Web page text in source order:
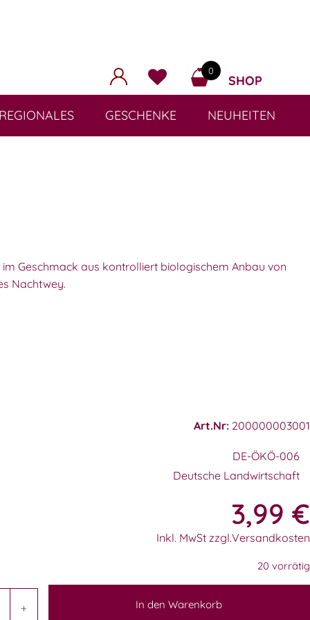
0
SHOP
GESCHENKE NEUHEITEN
Geschmack aus kontrolliert biologischem Anbau von
Nachtwey.
Art.Nr: 200000003001
DE-ÖKÖ-006
Deutsche Landwirtschaft
3,99 €
Inkl. MwSt zzgl.Versandkosten
20 vorrätig
+ In den Warenkorb